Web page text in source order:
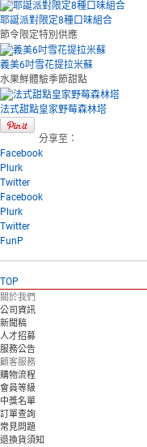
耶誕派對限定8種口味組合
節令限定特別供應
義美6吋雪花提拉米蘇
水果鮮體驗季節甜點
法式甜點皇家野莓森林塔
分享至：
Facebook
Plurk
Twitter
Facebook
Plurk
Twitter
FunP
TOP
關於我們
公司資訊
新聞稿
人才招募
服務公告
顧客服務
購物流程
會員等級
中獎名單
訂單查詢
常見問題
退換貨須知